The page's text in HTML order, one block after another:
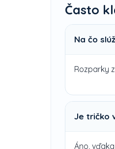
Často
Na čo
Rozparky
Je tričko
Áno,